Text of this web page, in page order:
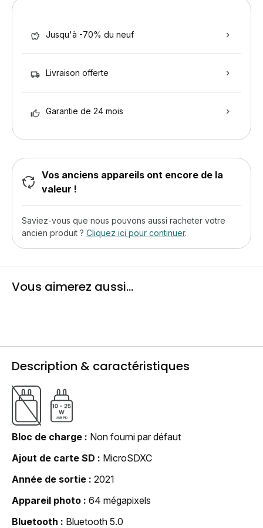
Jusqu'à -70% du neuf
Livraison offerte
Garantie de 24 mois
Vos anciens appareils ont encore de la
valeur !
Saviez-vous que nous pouvons aussi racheter votre
ancien produit ? Cliquez ici pour continuer.
Vous aimerez aussi...
Description & caractéristiques
Bloc de charge
Non fourni par défaut
Ajout de carte SD
MicroSDXC
Année de sortie
2021
Appareil photo
64 mégapixels
Bluetooth
Bluetooth 5.0